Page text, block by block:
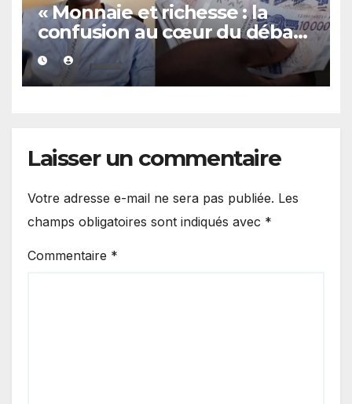
« Monnaie et richesse : la
confusion au cœur du débat
sur le FCFA (Pr Amath Ndiaye)
»
Laisser un commentaire
Votre adresse e-mail ne sera pas publiée. Les
champs obligatoires sont indiqués avec *
Commentaire *